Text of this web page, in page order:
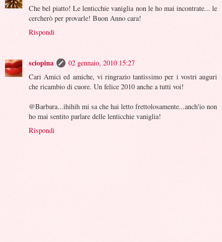
Che bel piatto! Le lenticchie vaniglia non le ho mai incontrate... le
cercherò per provarle! Buon Anno cara!
Rispondi
sciopina
02 gennaio, 2010 15:27
Cari Amici ed amiche, vi ringrazio tantissimo per i vostri auguri
che ricambio di cuore. Un felice 2010 anche a tutti voi!
@Barbara...ihihih mi sa che hai letto frettolosamente...anch'io non
ho mai sentito parlare delle lenticchie vaniglia!
Rispondi